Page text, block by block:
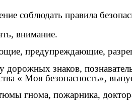
правила
внимание.
предупреждающие,
знаков,
« Моя безопасность»,
гнома, пожарника,